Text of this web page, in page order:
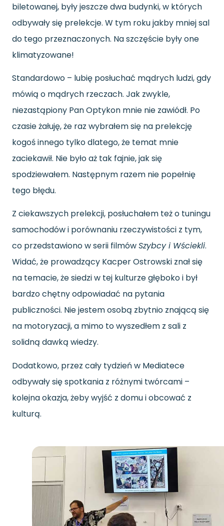
biletowanej, były jeszcze dwa budynki, w których
odbywały się prelekcje. W tym roku jakby mniej sal
do tego przeznaczonych. Na szczęście były one
klimatyzowane!
Standardowo – lubię posłuchać mądrych ludzi, gdy
mówią o mądrych rzeczach. Jak zwykle,
niezastąpiony Pan Optykon mnie nie zawiódł. Po
czasie żałuję, że raz wybrałem się na prelekcję
kogoś innego tylko dlatego, że temat mnie
zaciekawił. Nie było aż tak fajnie, jak się
spodziewałem. Następnym razem nie popełnię
tego błędu.
Z ciekawszych prelekcji, posłuchałem też o tuningu
samochodów i porównaniu rzeczywistości z tym,
co przedstawiono w serii filmówSzybcy i Wściekli.
Widać, że prowadzący Kacper Ostrowski znał się
na temacie, że siedzi w tej kulturze głęboko i był
bardzo chętny odpowiadać na pytania
publiczności. Nie jestem osobą zbytnio znającą się
na motoryzacji, a mimo to wyszedłem z sali z
solidną dawką wiedzy.
Dodatkowo, przez cały tydzień w Mediatece
odbywały się spotkania z różnymi twórcami –
kolejna okazja, żeby wyjść z domu i obcować z
kulturą.